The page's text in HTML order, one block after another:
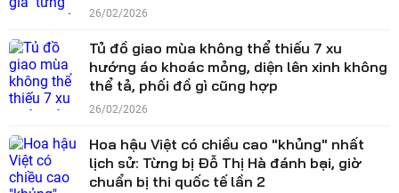
26/02/2026
Tủ đồ giao mùa không thể thiếu 7 xu
hướng áo khoác mỏng, diện lên xinh không
thể tả, phối đồ gì cũng hợp
26/02/2026
Hoa hậu Việt có chiều cao "khủng" nhất
lịch sử: Từng bị Đỗ Thị Hà đánh bại, giờ
chuẩn bị thi quốc tế lần 2